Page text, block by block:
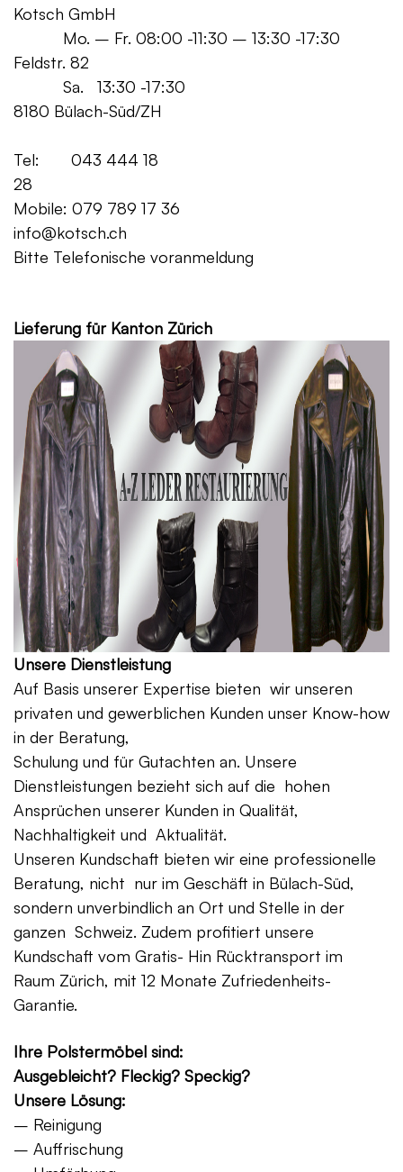
Kotsch GmbH
Mo. – Fr. 08:00 -11:30 – 13:30 -17:30
Feldstr. 82
Sa. 13:30 -17:30
8180 Bülach-Süd/ZH
Tel: 043 444 18
28
Mobile: 079 789 17 36
info@kotsch.ch
Bitte Telefonische voranmeldung
Lieferung für Kanton Zürich
Unsere Dienstleistung
Auf Basis unserer Expertise bieten wir unseren
privaten und gewerblichen Kunden unser Know-how
in der Beratung,
Schulung und für Gutachten an. Unsere
Dienstleistungen bezieht sich auf die hohen
Ansprüchen unserer Kunden in Qualität,
Nachhaltigkeit und Aktualität.
Unseren Kundschaft bieten wir eine professionelle
Beratung, nicht nur im Geschäft in Bülach-Süd,
sondern unverbindlich an Ort und Stelle in der
ganzen Schweiz. Zudem profitiert unsere
Kundschaft vom Gratis- Hin Rücktransport im
Raum Zürich, mit 12 Monate Zufriedenheits-
Garantie.
Ihre Polstermöbel sind:
Ausgebleicht? Fleckig? Speckig?
Unsere Lösung:
– Reinigung
– Auffrischung